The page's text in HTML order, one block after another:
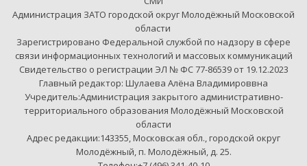
Администрация ЗАТО городской округ Молодёжный Московской
области
Зарегистрировано Федеральной службой по надзору в сфере
связи информационных технологий и массовых коммуникаций
Свидетельство о регистрации ЭЛ № ФС 77-86539 от 19.12.2023
Главный редактор: Шулаева Алёна Владимироввна
Учредитель:Администрация закрытого административно-
территориального образования Молодёжный Московской
области
Адрес редакции:143355, Московская обл., городской округ
Молодёжный, п. Молодёжный, д. 25.